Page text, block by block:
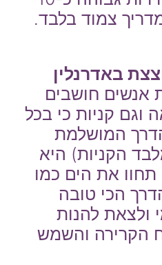
באדרנלין
אנשים חושבים
וגם קניות כי בכל
המושלמת
הקניות) היא
תחוו את הים כמו
הכי טובה
ולצאת להנות
הקרירה והשמש